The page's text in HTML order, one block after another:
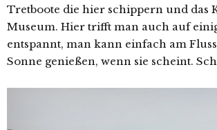
Tretboote die hier schippern und das
Museum. Hier trifft man auch auf
entspannt, man kann einfach am
Sonne genießen, wenn sie scheint.